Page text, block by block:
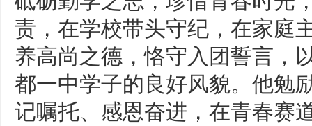
责，在学校带头守纪，在家庭
养高尚之德，恪守入团誓言，
都一中学子的良好风貌。他勉
记嘱托、感恩奋进，在青春赛